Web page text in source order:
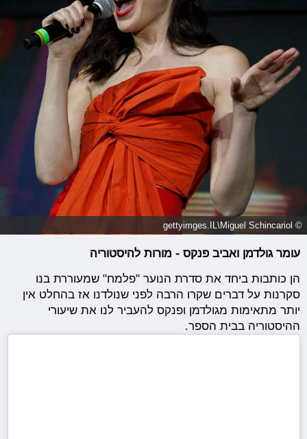
© gettyimges.IL\Miguel Schincariol
עומר גולדמן ואביב פנקס - מורות להיסטוריה
הן כותבות ביחד את סדרת הנוער "פלמח" שמעוררת בנו
סקרנות על דברים שקרו הרבה לפני שנולדנו אז בהחלט אין
יותר מתאימות מגולדמן ופנקס להעביר לנו את שיעורי
ההיסטוריה בבית הספר.